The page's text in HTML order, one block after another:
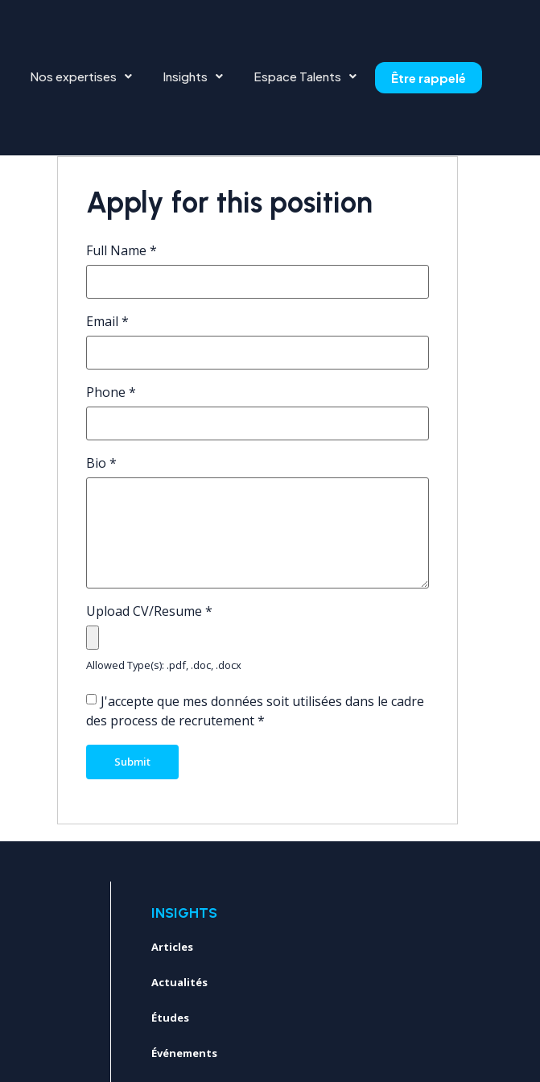
Nos expertises Insights Espace Talents Être rappelé
Apply for this position
Full Name *
Email *
Phone *
Bio *
Upload CV/Resume *
Allowed Type(s): .pdf, .doc, .docx
J'accepte que mes données soit utilisées dans le cadre
des process de recrutement*
INSIGHTS
Articles
Actualités
Études
Événements